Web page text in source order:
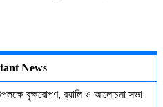
News
বৃক্ষরোপণ, র‍্যালি ও আলোচনা সভা